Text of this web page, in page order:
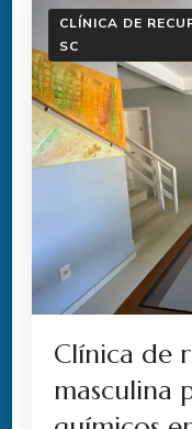
CLÍNICA DE
SC
Clínica de
masculina